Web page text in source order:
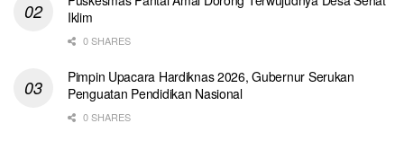
Iklim
0 SHARES
Pimpin Upacara Hardiknas 2026, Gubernur Serukan
Penguatan Pendidikan Nasional
0 SHARES